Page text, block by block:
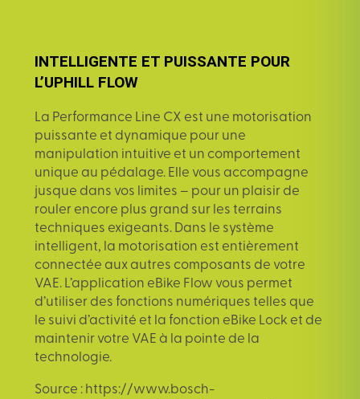
INTELLIGENTE ET PUISSANTE POUR
L’UPHILL FLOW
La Performance Line CX est une motorisation
puissante et dynamique pour une
manipulation intuitive et un comportement
unique au pédalage. Elle vous accompagne
jusque dans vos limites – pour un plaisir de
rouler encore plus grand sur les terrains
techniques exigeants. Dans le système
intelligent, la motorisation est entièrement
connectée aux autres composants de votre
VAE. L’application eBike Flow vous permet
d’utiliser des fonctions numériques telles que
le suivi d’activité et la fonction eBike Lock et de
maintenir votre VAE à la pointe de la
technologie.
Source : https://www.bosch-